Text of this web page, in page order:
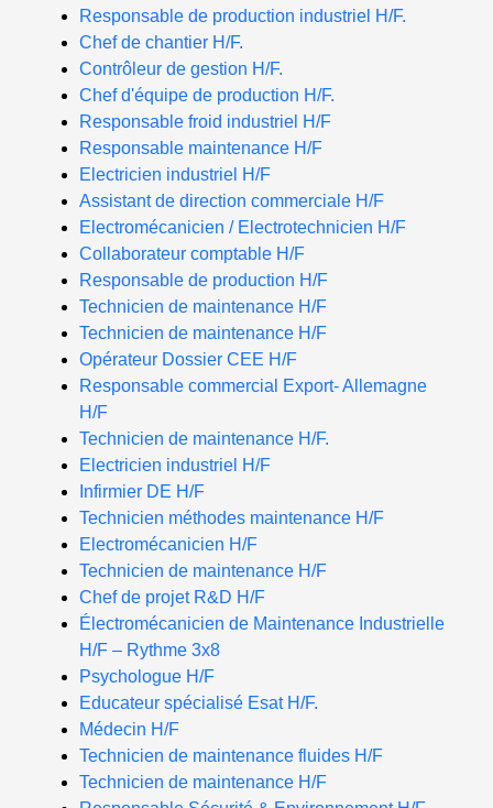
Responsable de production industriel H/F.
Chef de chantier H/F.
Contrôleur de gestion H/F.
Chef d'équipe de production H/F.
Responsable froid industriel H/F
Responsable maintenance H/F
Electricien industriel H/F
Assistant de direction commerciale H/F
Electromécanicien / Electrotechnicien H/F
Collaborateur comptable H/F
Responsable de production H/F
Technicien de maintenance H/F
Technicien de maintenance H/F
Opérateur Dossier CEE H/F
Responsable commercial Export- Allemagne
H/F
Technicien de maintenance H/F.
Electricien industriel H/F
Infirmier DE H/F
Technicien méthodes maintenance H/F
Electromécanicien H/F
Technicien de maintenance H/F
Chef de projet R&D H/F
Électromécanicien de Maintenance Industrielle
H/F – Rythme 3x8
Psychologue H/F
Educateur spécialisé Esat H/F.
Médecin H/F
Technicien de maintenance fluides H/F
Technicien de maintenance H/F